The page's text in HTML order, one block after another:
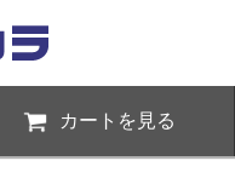
カートを見る